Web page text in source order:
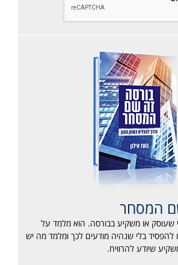
המסחר
שעוסק או משקיע בבורסה. הוא מלמד על
להפסיד בלי שנהיה מודעים לכך ומלמד מה יש
שיודע להרוויח.